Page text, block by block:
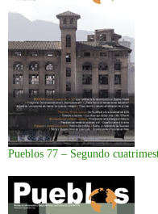
Pueblos 77 – Segundo